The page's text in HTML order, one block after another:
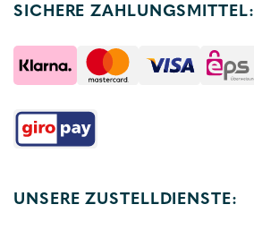
SICHERE ZAHLUNGSMITTEL:
UNSERE ZUSTELLDIENSTE: